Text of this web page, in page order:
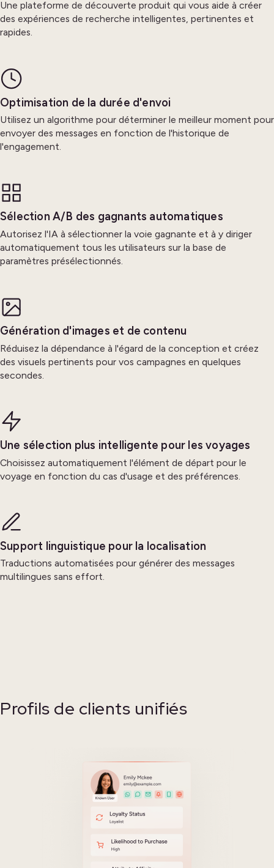
Une plateforme de découverte produit qui vous aide à créer
des expériences de recherche intelligentes, pertinentes et
rapides.
Optimisation de la durée d'envoi
Utilisez un algorithme pour déterminer le meilleur moment pour
envoyer des messages en fonction de l'historique de
l'engagement.
Sélection A/B des gagnants automatiques
Autorisez l'IA à sélectionner la voie gagnante et à y diriger
automatiquement tous les utilisateurs sur la base de
paramètres présélectionnés.
Génération d'images et de contenu
Réduisez la dépendance à l'égard de la conception et créez
des visuels pertinents pour vos campagnes en quelques
secondes.
Une sélection plus intelligente pour les voyages
Choisissez automatiquement l'élément de départ pour le
voyage en fonction du cas d'usage et des préférences.
Support linguistique pour la localisation
Traductions automatisées pour générer des messages
multilingues sans effort.
Profils de clients unifiés